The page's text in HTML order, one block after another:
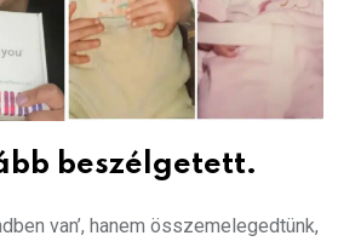
beszélgetett.
van’, hanem összemelegedtünk,